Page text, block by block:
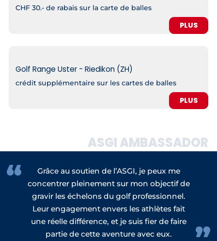
CHF 30.- de rabais sur la carte de balles
PLUS
Golf Range Uster - Riedikon (ZH)
crédit supplémentaire sur les cartes de balles
PLUS
ASGI AMBASSADOR
Grâce au soutien de l’ASGI, je peux me
concentrer pleinement sur mon objectif de
gravir les échelons du golf professionnel.
Leur engagement envers les athlètes fait
une réelle différence, et je suis fier de faire
partie de cette aventure avec eux.